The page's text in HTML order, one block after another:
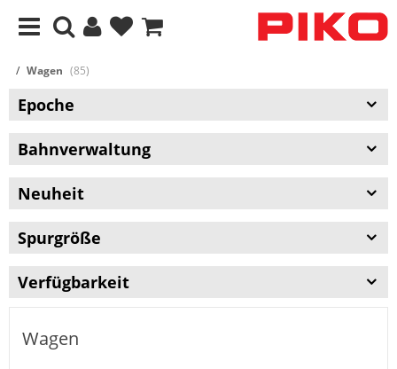
Wagen (85)
Epoche
Bahnverwaltung
Neuheit
Spurgröße
Verfügbarkeit
Wagen